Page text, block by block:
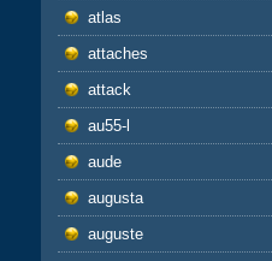
atlas
attaches
attack
au55-l
aude
augusta
auguste